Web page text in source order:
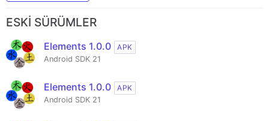
ESKI SÜRÜMLER
Elements 1.0.0
APK
Android SDK 21
Elements 1.0.0
APK
Android SDK 21